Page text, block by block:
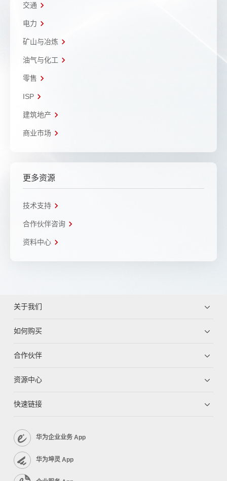
交通
电力
矿山与冶炼
油气与化工
零售
ISP
建筑地产
商业市场
更多资源
技术支持
合作伙伴咨询
资料中心
关于我们
如何购买
合作伙伴
资源中心
快速链接
华为企业业务 App
华为坤灵 App